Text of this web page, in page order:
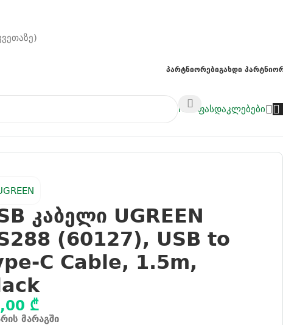
ᲞარტნიორებიᲒახდი
NAS ფასდაკლებები
კაბელი UGREEN
(60127), USB to
C Cable, 1.5m,
₾
მარაგში